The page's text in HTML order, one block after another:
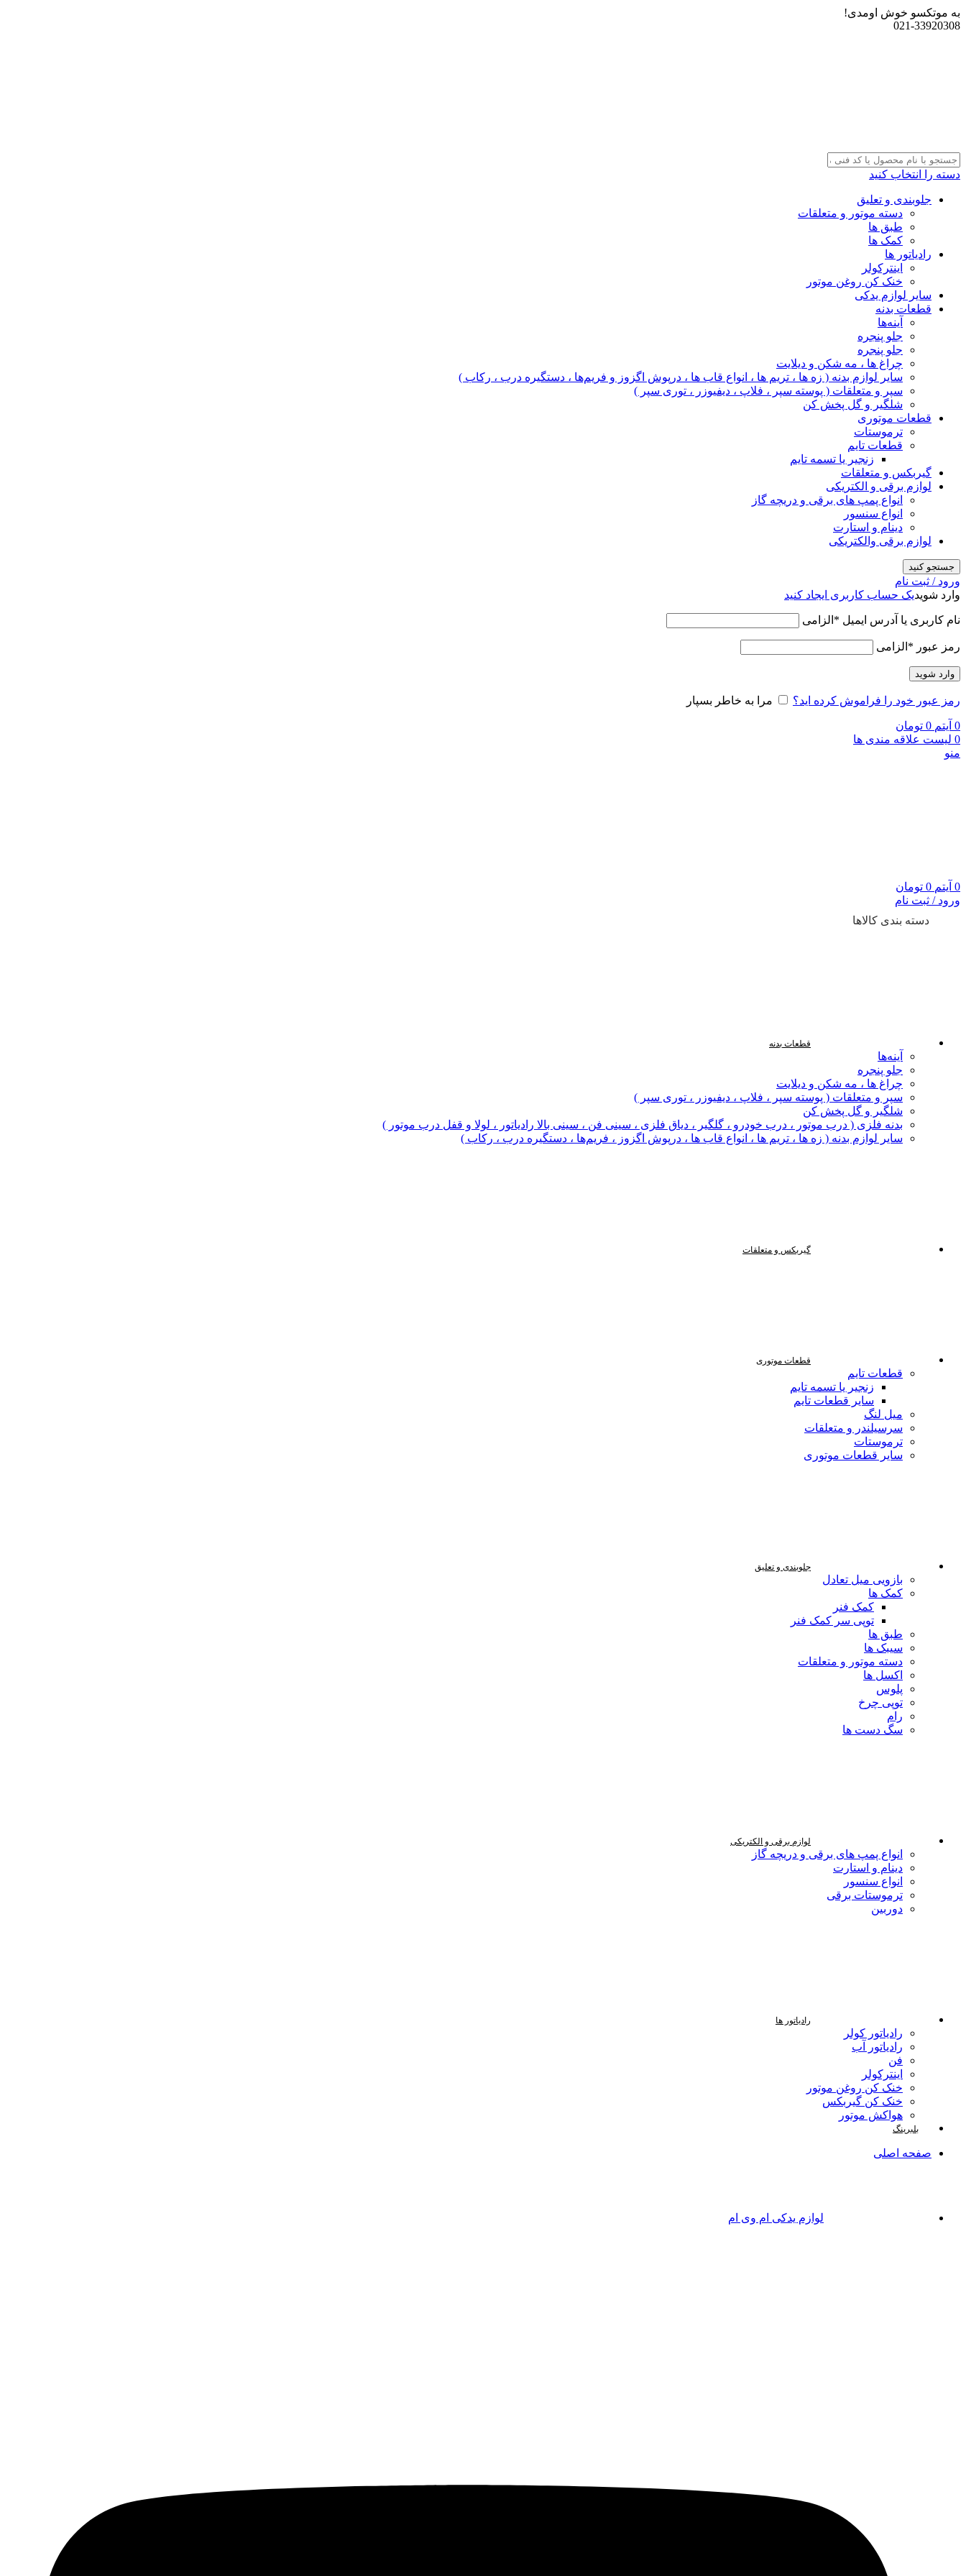
به موتکسو خوش اومدی!
021-33920308
دسته را انتخاب کنید
جلوبندی و تعلیق
دسته موتور و متعلقات
طبق ها
کمک ها
رادیاتور ها
اینترکولر
خنک کن روغن موتور
سایر لوازم یدکی
قطعات بدنه
آینه‌ها
جلو پنجره
جلو پنجره
چراغ‌ ها ، مه‌ شکن و دیلایت
سایر لوازم بدنه ( زه ها ، تریم ها ، انواع قاب ها ، درپوش اگزوز و فریم‌ها ، دستگیره درب ، رکاب )
سپر و متعلقات ( پوسته سپر ، فلاپ ، دیفیوزر ، توری سپر )
شلگیر و گل‌ پخش‌ کن
قطعات موتوری
ترموستات
قطعات تایم
زنجیر یا تسمه تایم
گیربکس و متعلقات
لوازم برقی و الکتریکی
انواع پمپ های برقی و دریچه گاز
انواع سنسور
دینام و استارت
لوازم برقی والکتریکی
جستجو کنید
ورود / ثبت نام
وارد شویدیک حساب کاربری ایجاد کنید
نام کاربری یا آدرس ایمیل * الزامی
رمز عبور * الزامی
وارد شوید
رمز عبور خود را فراموش کرده اید؟ مرا به خاطر بسپار
0 آیتم 0 تومان
0 لیست علاقه مندی ها
منو
0 آیتم 0 تومان
ورود / ثبت نام
دسته بندی کالاها
قطعات بدنه
آینه‌ها
جلو پنجره
چراغ‌ ها ، مه‌ شکن و دیلایت
سپر و متعلقات ( پوسته سپر ، فلاپ ، دیفیوزر ، توری سپر )
شلگیر و گل‌ پخش‌ کن
بدنه فلزی ( درب موتور ، درب خودرو ، گلگیر ، دیاق فلزی ، سینی فن ، سینی بالا رادیاتور ، لولا و قفل درب موتور )
سایر لوازم بدنه ( زه ها ، تریم ها ، انواع قاب ها ، درپوش اگزوز ، فریم‌ها ، دستگیره درب ، رکاب )
گیربکس و متعلقات
قطعات موتوری
قطعات تایم
زنجیر یا تسمه تایم
سایر قطعات تایم
میل لنگ
سرسیلندر و متعلقات
ترموستات
سایر قطعات موتوری
جلوبندی و تعلیق
بازویی میل تعادل
کمک ها
کمک فنر
توپی سر کمک فنر
طبق ها
سیبک ها
دسته موتور و متعلقات
اکسل ها
پلوس
توپی چرخ
رام
سگ دست ها
لوازم برقی و الکتریکی
انواع پمپ های برقی و دریچه گاز
دینام و استارت
انواع سنسور
ترموستات برقی
دوربین
رادیاتور ها
رادیاتور کولر
رادیاتور آب
فن
اینترکولر
خنک کن روغن موتور
خنک کن گیربکس
هواکش موتور
بلبرینگ
صفحه اصلی
لوازم یدکی ام وی ام